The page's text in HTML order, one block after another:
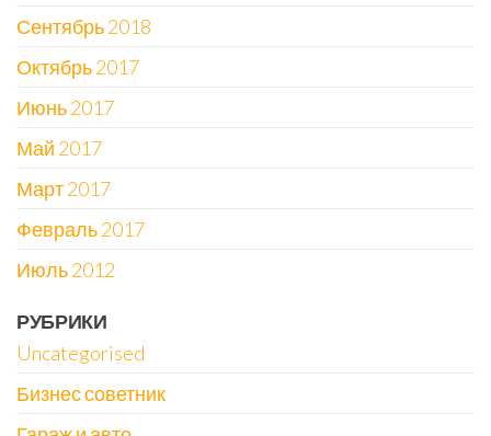
Сентябрь 2018
Октябрь 2017
Июнь 2017
Май 2017
Март 2017
Февраль 2017
Июль 2012
РУБРИКИ
Uncategorised
Бизнес советник